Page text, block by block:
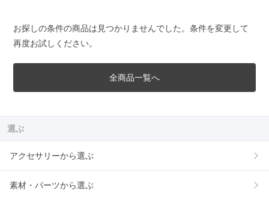
お探しの条件の商品は見つかりませんでした。条件を変更して
再度お試しください。
全商品一覧へ
選ぶ
アクセサリーから選ぶ
素材・パーツから選ぶ